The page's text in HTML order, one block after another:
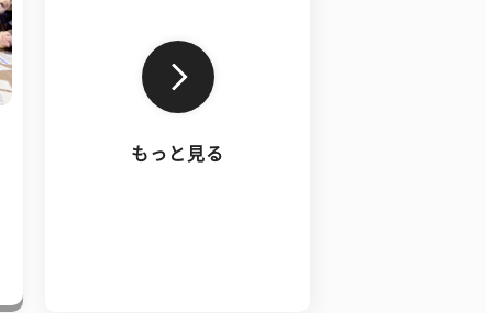
もっと見る